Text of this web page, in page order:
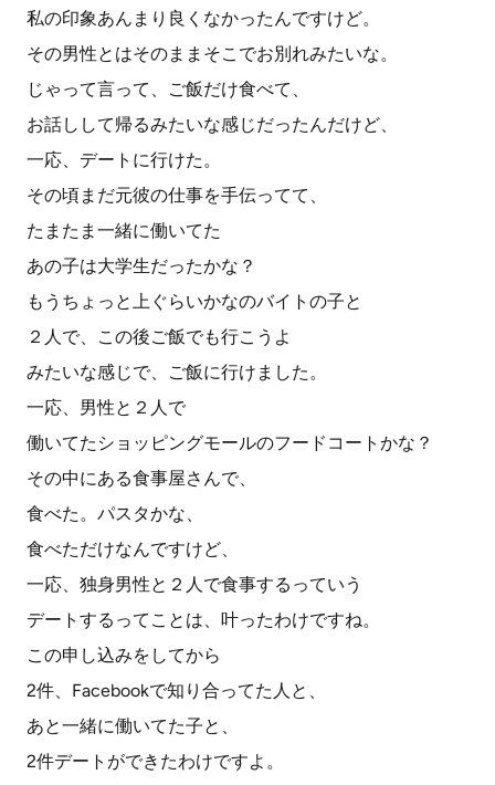
私の印象あんまり良くなかったんですけど。
その男性とはそのままそこでお別れみたいな。
じゃって言って、ご飯だけ食べて、
お話しして帰るみたいな感じだったんだけど、
一応、デートに行けた。
その頃まだ元彼の仕事を手伝ってて、
たまたま一緒に働いてた
あの子は大学生だったかな？
もうちょっと上ぐらいかなのバイトの子と
２人で、この後ご飯でも行こうよ
みたいな感じで、ご飯に行けました。
一応、男性と２人で
働いてたショッピングモールのフードコートかな？
その中にある食事屋さんで、
食べた。パスタかな、
食べただけなんですけど、
一応、独身男性と２人で食事するっていう
デートするってことは、叶ったわけですね。
この申し込みをしてから
2件、Facebookで知り合ってた人と、
あと一緒に働いてた子と、
2件デートができたわけですよ。